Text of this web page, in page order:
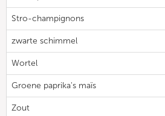
Stro-champignons
zwarte schimmel
Wortel
Groene paprika's maïs
Zout